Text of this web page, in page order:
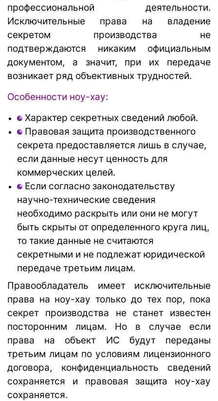
профессиональной деятельности.
Исключительные права на владение
секретом производства не
подтверждаются никаким официальным
документом, а значит, при их передаче
возникает ряд объективных трудностей.
Особенности ноу-хау:
Характер секретных сведений любой.
Правовая защита производственного
секрета предоставляется лишь в случае,
если данные несут ценность для
коммерческих целей.
Если согласно законодательству
научно-технические сведения
необходимо раскрыть или они не могут
быть скрыты от определенного круга лиц,
то такие данные не считаются
секретными и не подлежат юридической
передаче третьим лицам.
Правообладатель имеет исключительные
права на ноу-хау только до тех пор, пока
секрет производства не станет известен
посторонним лицам. Но в случае если
права на объект ИС будут переданы
третьим лицам по условиям лицензионного
договора, конфиденциальность сведений
сохраняется и правовая защита ноу-хау
сохраняется.